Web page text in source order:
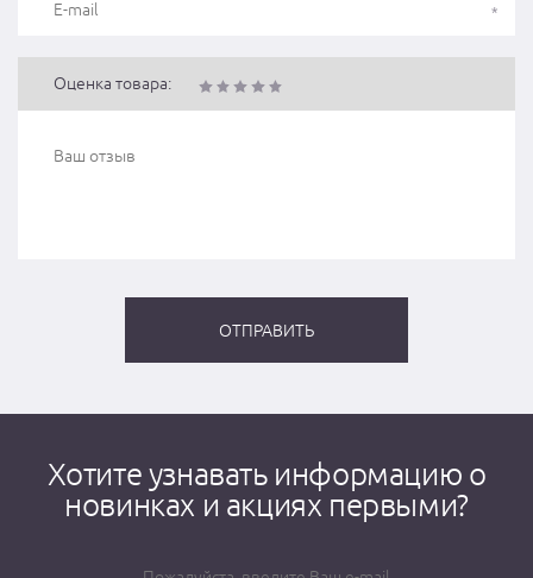
Оценка товара:
Хотите узнавать информацию о
новинках и акциях первыми?